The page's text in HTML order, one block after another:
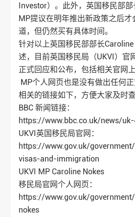
Investor）。此外，英国移民部
MP提议在明年推出新政策之后
道，但仍然买有具体时间。
针对以上英国移民部部长
述，目前英国移民局（UKVI）官
正式回应和公布，包括相关官网
MP个人网页也是没有做出任何正
相关的链接如下，方便大家及时查
BBC 新闻链接：
https://www.bbc.co.uk/news/
UKVI英国移民局官网：
https://www.gov.uk/
visas-and-immigration
UKVI MP Caroline Nokes
移民局官网个人网页：
https://www.gov.uk/
nokes